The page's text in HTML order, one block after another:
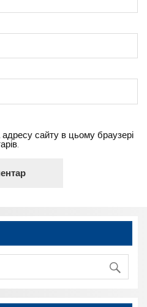
сайту в цьому браузері